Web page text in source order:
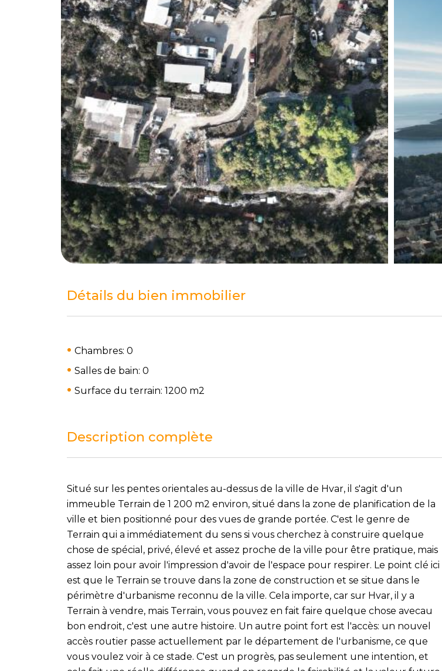
Détails du bien immobilier
Chambres: 0
Salles de bain: 0
Surface du terrain: 1200 m2
Description complète
Situé sur les pentes orientales au-dessus de la ville de Hvar, il s'agit d'un
immeuble Terrain de 1 200 m2 environ, situé dans la zone de planification de la
ville et bien positionné pour des vues de grande portée. C'est le genre de
Terrain qui a immédiatement du sens si vous cherchez à construire quelque
chose de spécial, privé, élevé et assez proche de la ville pour être pratique, mais
assez loin pour avoir l'impression d'avoir de l'espace pour respirer. Le point clé ici
est que le Terrain se trouve dans la zone de construction et se situe dans le
périmètre d'urbanisme reconnu de la ville. Cela importe, car sur Hvar, il y a
Terrain à vendre, mais Terrain, vous pouvez en fait faire quelque chose avecau
bon endroit, c'est une autre histoire. Un autre point fort est l'accès: un nouvel
accès routier passe actuellement par le département de l'urbanisme, ce que
vous voulez voir à ce stade. C'est un progrès, pas seulement une intention, et